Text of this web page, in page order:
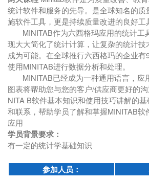
统计软件和服务的先导。是全球知名的质
施软件工具，更是持续质量改进的良好工
MINITAB作为六西格玛应用的统计工
现大大简化了统计计算，让复杂的统计技
成为可能。在全球推行六西格玛的企业有
使用MINITAB进行数据分析和处理。
MINITAB已经成为一种通用语言，应
图表将帮助您与您的客户/供应商更好的
NITA B软件基本知识和使用技巧讲解的
和联系，帮助学员了解和掌握MINITAB软
应用
学员背景要求：
有一定的统计学基础知识
参加人员：